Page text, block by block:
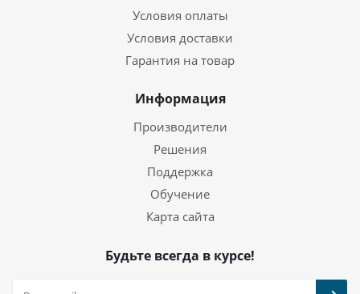
Условия оплаты
Условия доставки
Гарантия на товар
Информация
Производители
Решения
Поддержка
Обучение
Карта сайта
Будьте всегда в курсе!